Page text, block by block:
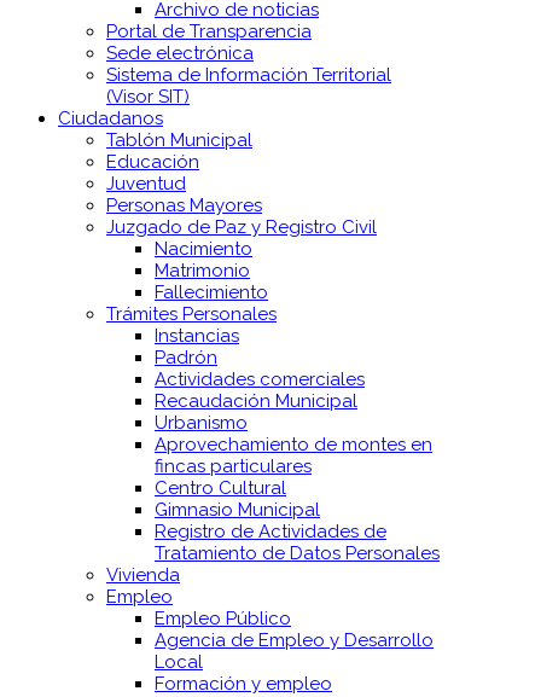
Archivo de noticias
Portal de Transparencia
Sede electrónica
Sistema de Información Territorial
(Visor SIT)
Ciudadanos
Tablón Municipal
Educación
Juventud
Personas Mayores
Juzgado de Paz y Registro Civil
Nacimiento
Matrimonio
Fallecimiento
Trámites Personales
Instancias
Padrón
Actividades comerciales
Recaudación Municipal
Urbanismo
Aprovechamiento de montes en
fincas particulares
Centro Cultural
Gimnasio Municipal
Registro de Actividades de
Tratamiento de Datos Personales
Vivienda
Empleo
Empleo Público
Agencia de Empleo y Desarrollo
Local
Formación y empleo